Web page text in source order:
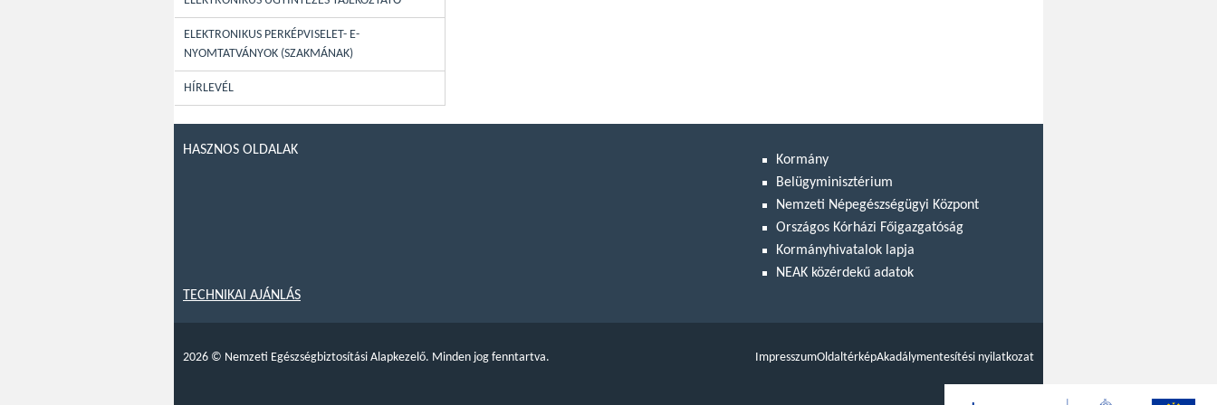
ELEKTRONIKUS PERKÉPVISELET- E-
NYOMTATVÁNYOK (SZAKMÁNAK)
HÍRLEVÉL
HASZNOS OLDALAK
Kormány
Belügyminisztérium
Nemzeti Népegészségügyi Központ
Országos Kórházi Főigazgatóság
Kormányhivatalok lapja
NEAK közérdekű adatok
TECHNIKAI AJÁNLÁS
2026 © Nemzeti Egészségbiztosítási Alapkezelő. Minden jog fenntartva. ImpresszumOldaltérképAkadálymentesítési nyilatkozat